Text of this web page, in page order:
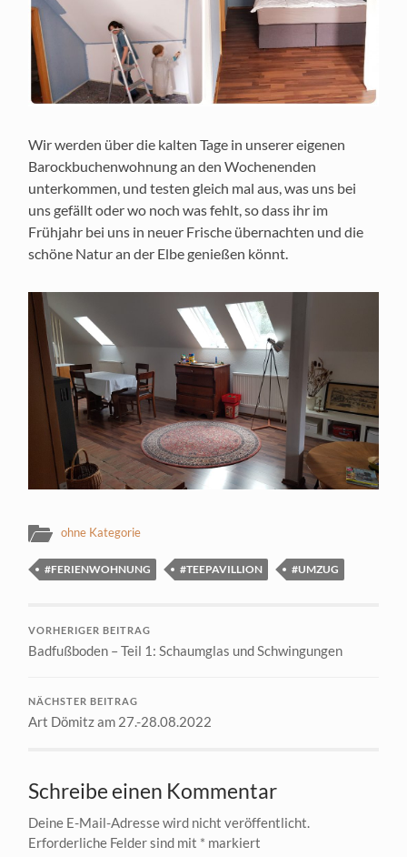
Wir werden über die kalten Tage in unserer eigenen
Barockbuchenwohnung an den Wochenenden
unterkommen, und testen gleich mal aus, was uns bei
uns gefällt oder wo noch was fehlt, so dass ihr im
Frühjahr bei uns in neuer Frische übernachten und die
schöne Natur an der Elbe genießen könnt.
ohne Kategorie
#FERIENWOHNUNG #TEEPAVILLION #UMZUG
VORHERIGER BEITRAG
Badfußboden – Teil 1: Schaumglas und Schwingungen
NÄCHSTER BEITRAG
Art Dömitz am 27.-28.08.2022
Schreibe einen Kommentar
Deine E-Mail-Adresse wird nicht veröffentlicht.
Erforderliche Felder sind mit * markiert